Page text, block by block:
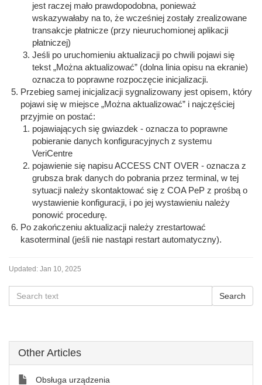
jest raczej mało prawdopodobna, ponieważ
wskazywałaby na to, że wcześniej zostały zrealizowane
transakcje płatnicze (przy nieuruchomionej aplikacji
płatniczej)
Jeśli po uruchomieniu aktualizacji po chwili pojawi się
tekst „Można aktualizować” (dolna linia opisu na ekranie)
oznacza to poprawne rozpoczęcie inicjalizacji.
Przebieg samej inicjalizacji sygnalizowany jest opisem, który
pojawi się w miejsce „Można aktualizować” i najczęściej
przyjmie on postać:
pojawiających się gwiazdek - oznacza to poprawne
pobieranie danych konfiguracyjnych z systemu
VeriCentre
pojawienie się napisu ACCESS CNT OVER - oznacza z
grubsza brak danych do pobrania przez terminal, w tej
sytuacji należy skontaktować się z COA PeP z prośbą o
wystawienie konfiguracji, i po jej wystawieniu należy
ponowić procedurę.
Po zakończeniu aktualizacji należy zrestartować
kasoterminal (jeśli nie nastąpi restart automatyczny).
Updated: Jan 10, 2025
Other Articles
Obsługa urządzenia